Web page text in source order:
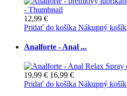
12,99 €
Pridať do košíka Nákupný košík
Analforte - Anal ...
19,99 € 16,99 €
Pridať do košíka Nákupný košík